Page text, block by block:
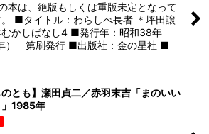
本は、絶版もしくは重版未定となって
。 ■タイトル：わらしべ長者 ＊坪田譲
かしばなし4 ■発行年：昭和38年
） 第刷発行 ■出版社：金の星社 ■
のとも】瀬田貞二／赤羽末吉「まのいい
」1985年